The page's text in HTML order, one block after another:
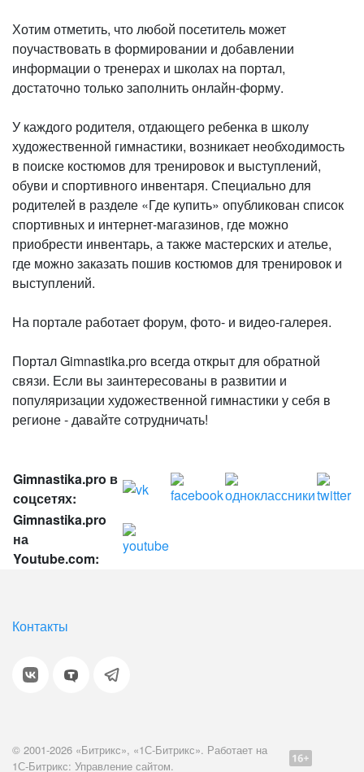
Хотим отметить, что любой посетитель может
поучаствовать в формировании и добавлении
информации о тренерах и школах на портал,
достаточно только заполнить онлайн-форму.
У каждого родителя, отдающего ребенка в школу
художественной гимнастики, возникает необходимость
в поиске костюмов для тренировок и выступлений,
обуви и спортивного инвентаря. Специально для
родителей в разделе «Где купить» опубликован список
спортивных и интернет-магазинов, где можно
приобрести инвентарь, а также мастерских и ателье,
где можно заказать пошив костюмов для тренировок и
выступлений.
На портале работает форум, фото- и видео-галерея.
Портал Gimnastika.pro всегда открыт для обратной
связи. Если вы заинтересованы в развитии и
популяризации художественной гимнастики у себя в
регионе - давайте сотрудничать!
Gimnastika.pro в
соцсетях:
Gimnastika.pro
на
Youtube.com:
Контакты
© 2001-2026 «Битрикс», «1С-Битрикс». Работает на
1С-Битрикс: Управление сайтом.